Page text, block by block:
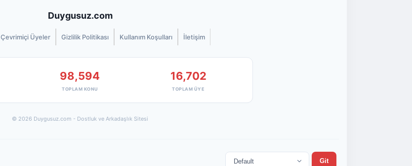
Duygusuz.com
Çevrimiçi Üyeler Gizlilik Politikası Kullanım Koşulları İletişim
98,594
TOPLAM KONU
16,702
TOPLAM ÜYE
© 2026 Duygusuz.com - Dostluk ve Arkadaşlık Sitesi